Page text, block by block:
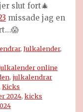
slut fort🎄
missade jag en
, Julkalender,
online
, julkalendrar
Kicks
2024, kicks